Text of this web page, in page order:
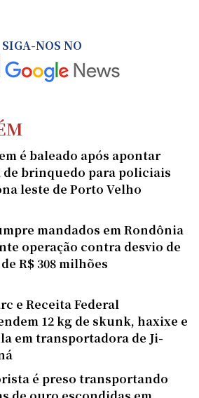
SIGA-NOS NO
é baleado após apontar
de brinquedo para policiais
leste de Porto Velho
mandados em Rondônia
operação contra desvio de
R$ 308 milhões
e Receita Federal
12 kg de skunk, haxixe e
em transportadora de Ji-
é preso transportando